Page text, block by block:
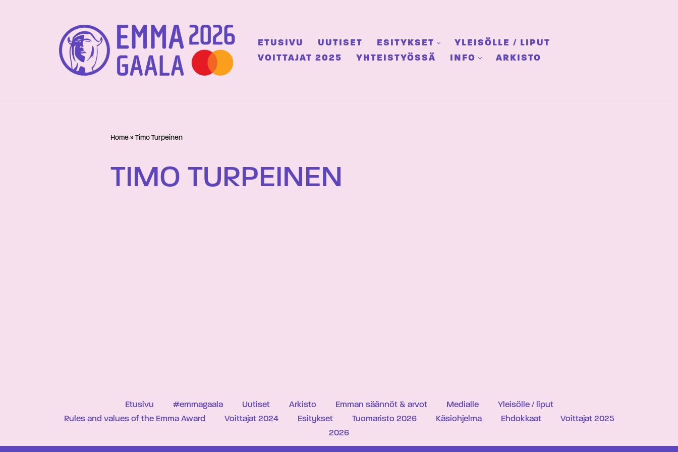
ETUSIVU UUTISET ESITYKSET
YLEISÖLLE / LIPUT
VOITTAJAT 2025
YHTEISTYÖSSÄ INFO ARKISTO
Home » Timo Turpeinen
TIMO TURPEINEN
Etusivu #emmagaala Uutiset Arkisto Emman säännöt & arvot Medialle
Yleisölle / liput
Rules and values of the Emma Award
Voittajat 2024 Esitykset Tuomaristo 2026 Käsiohjelma Ehdokkaat
Voittajat 2025
2026